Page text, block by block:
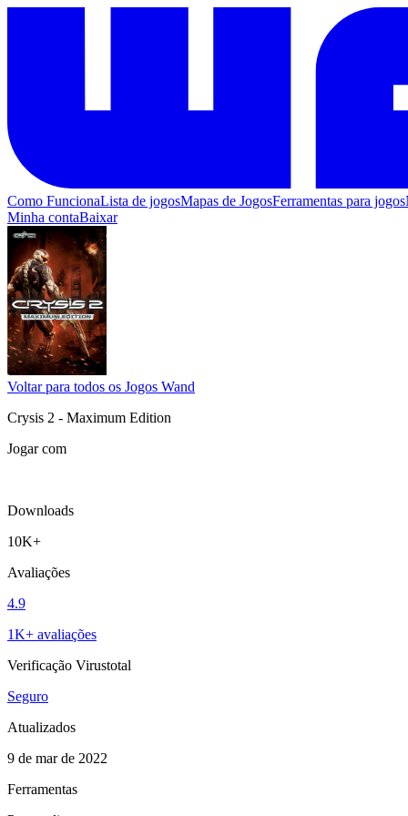
Como FuncionaLista de jogosMapas de JogosFerramentas para jogos
Minha contaBaixar
Voltar para todos os Jogos Wand
Crysis 2 - Maximum Edition
Jogar com
Downloads
10K+
Avaliações
4.9
1K+ avaliações
Verificação Virustotal
Seguro
Atualizados
9 de mar de 2022
Ferramentas